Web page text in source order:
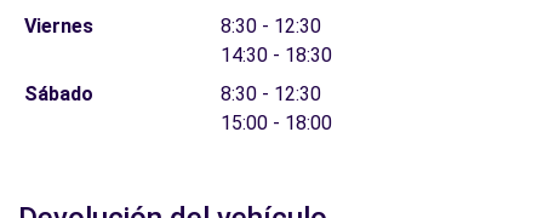
Viernes
8:30 - 12:30
14:30 - 18:30
Sábado
8:30 - 12:30
15:00 - 18:00